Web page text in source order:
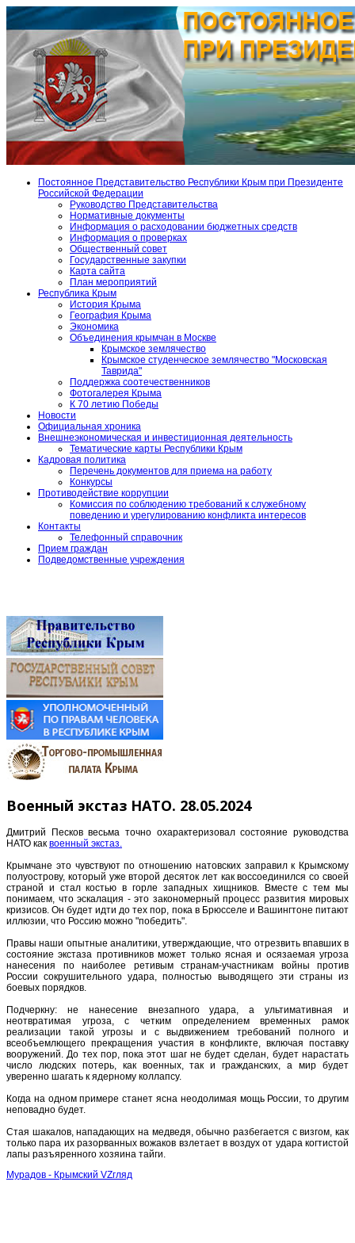
Постоянное Представительство Республики Крым при Президенте
Российской Федерации
Руководство Представительства
Нормативные документы
Информация о расходовании бюджетных средств
Информация о проверках
Общественный совет
Государственные закупки
Карта сайта
План мероприятий
Республика Крым
История Крыма
География Крыма
Экономика
Объединения крымчан в Москве
Крымское землячество
Крымское студенческое землячество "Московская
Таврида"
Поддержка соотечественников
Фотогалерея Крыма
К 70 летию Победы
Новости
Официальная хроника
Внешнеэкономическая и инвестиционная деятельность
Тематические карты Республики Крым
Кадровая политика
Перечень документов для приема на работу
Конкурсы
Противодействие коррупции
Комиссия по соблюдению требований к служебному
поведению и урегулированию конфликта интересов
Контакты
Телефонный справочник
Прием граждан
Подведомственные учреждения
Военный экстаз НАТО. 28.05.2024
Дмитрий Песков весьма точно охарактеризовал состояние руководства
НАТО как военный экстаз.
Крымчане это чувствуют по отношению натовских заправил к Крымскому
полуострову, который уже второй десяток лет как воссоединился со своей
страной и стал костью в горле западных хищников. Вместе с тем мы
понимаем, что эскалация - это закономерный процесс развития мировых
кризисов. Он будет идти до тех пор, пока в Брюсселе и Вашингтоне питают
иллюзии, что Россию можно "победить".
Правы наши опытные аналитики, утверждающие, что отрезвить впавших в
состояние экстаза противников может только ясная и осязаемая угроза
нанесения по наиболее ретивым странам-участникам войны против
России сокрушительного удара, полностью выводящего эти страны из
боевых порядков.
Подчеркну: не нанесение внезапного удара, а ультимативная и
неотвратимая угроза, с четким определением временных рамок
реализации такой угрозы и с выдвижением требований полного и
всеобъемлющего прекращения участия в конфликте, включая поставку
вооружений. До тех пор, пока этот шаг не будет сделан, будет нарастать
число людских потерь, как военных, так и гражданских, а мир будет
уверенно шагать к ядерному коллапсу.
Когда на одном примере станет ясна неодолимая мощь России, то другим
неповадно будет.
Стая шакалов, нападающих на медведя, обычно разбегается с визгом, как
только пара их разорванных вожаков взлетает в воздух от удара когтистой
лапы разъяренного хозяина тайги.
Мурадов - Крымский VZгляд